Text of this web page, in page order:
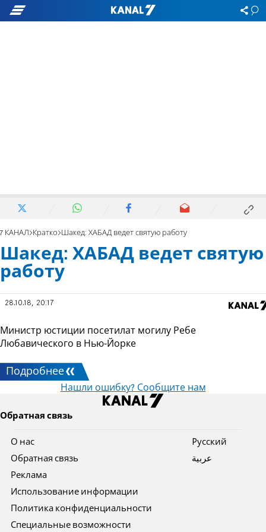
7 КАНАЛ Кратко Шакед: ХАБАД ведет святую работу
Шакед: ХАБАД ведет святую
работу
28.10.18, 20:17
Министр юстиции посетилат могилу Ребе
Любавического в Нью-Йорке
Подробнее
Нашли ошибку? Сообщите нам
Обратная связь
О нас
Обратная связь
Реклама
Использование информации
Политика конфиденциальности
Специальные возможности
Pусский
عربية